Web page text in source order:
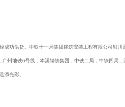
功供货。中铁十一局集团建筑安装工程有限公司银川
州地铁6号线，本溪钢铁集团，中铁二局，中铁四局，
添光彩。